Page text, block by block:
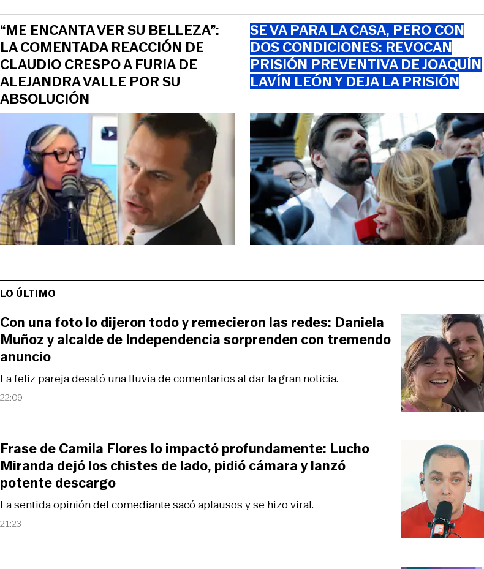
“ME ENCANTA VER SU BELLEZA”:
LA COMENTADA REACCIÓN DE
CLAUDIO CRESPO A FURIA DE
ALEJANDRA VALLE POR SU
ABSOLUCIÓN
SE VA PARA LA CASA, PERO CON
DOS CONDICIONES: REVOCAN
PRISIÓN PREVENTIVA DE JOAQUÍN
LAVÍN LEÓN Y DEJA LA PRISIÓN
LO ÚLTIMO
22:09
La feliz pareja desató una lluvia de comentarios al dar la gran noticia.
Con una foto lo dijeron todo y remecieron las redes: Daniela
Muñoz y alcalde de Independencia sorprenden con tremendo
anuncio
21:23
La sentida opinión del comediante sacó aplausos y se hizo viral.
Frase de Camila Flores lo impactó profundamente: Lucho
Miranda dejó los chistes de lado, pidió cámara y lanzó
potente descargo